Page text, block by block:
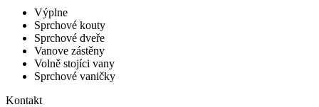
Výplne
Sprchové kouty
Sprchové dveře
Vanove zástěny
Volně stojíci vany
Sprchové vaničky
Kontakt